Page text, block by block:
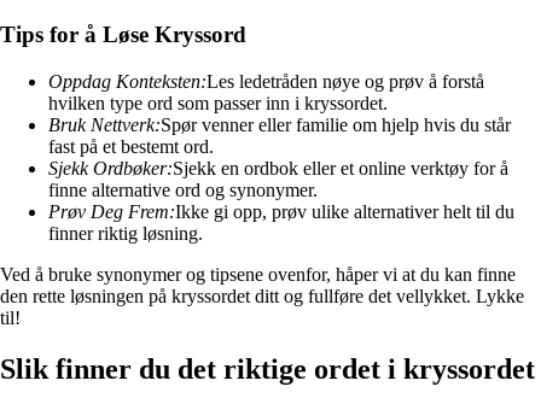
Tips for å Løse Kryssord
Oppdag Konteksten:Les ledetråden nøye og prøv å forstå
hvilken type ord som passer inn i kryssordet.
Bruk Nettverk:Spør venner eller familie om hjelp hvis du står
fast på et bestemt ord.
Sjekk Ordbøker:Sjekk en ordbok eller et online verktøy for å
finne alternative ord og synonymer.
Prøv Deg Frem:Ikke gi opp, prøv ulike alternativer helt til du
finner riktig løsning.
Ved å bruke synonymer og tipsene ovenfor, håper vi at du kan finne
den rette løsningen på kryssordet ditt og fullføre det vellykket. Lykke
til!
Slik finner du det riktige ordet i kryssordet